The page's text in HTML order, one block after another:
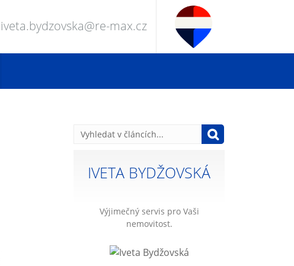
iveta.bydzovska@re-max.cz
IVETA BYDŽOVSKÁ
Výjimečný servis pro Vaši
nemovitost.